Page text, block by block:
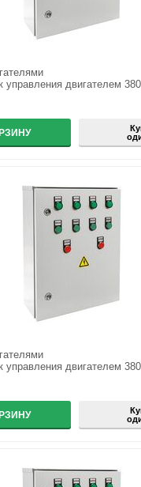
управления двигателем
управления двигателем